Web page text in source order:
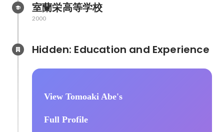
室蘭栄高等学校
2000
View Tomoaki Abe's
Full Profile